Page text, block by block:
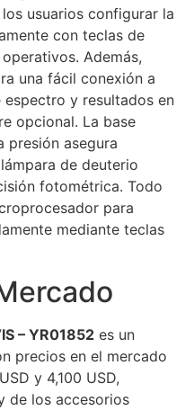
usuarios configurar la
con teclas de
Además,
una fácil conexión a
espectro y resultados en
opcional. La base
presión asegura
de deuterio
fotométrica. Todo
para
mediante teclas
– YR01852 es un
precios en el mercado
y 4,100 USD,
de los accesorios